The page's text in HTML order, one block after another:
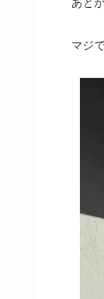
マジ